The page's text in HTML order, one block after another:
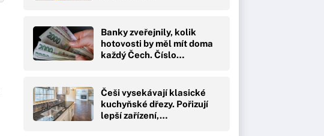
Banky zveřejnily, kolik
hotovosti by měl mít doma
každý Čech. Číslo…
Češi vysekávají klasické
kuchyňské dřezy. Pořizují
lepší zařízení,…